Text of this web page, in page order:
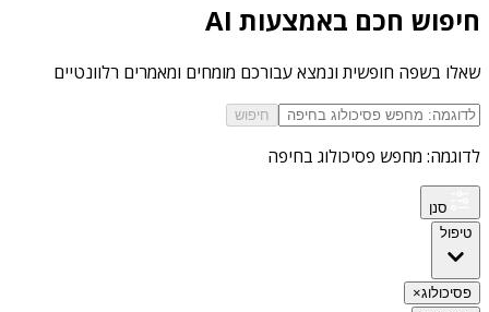
חיפוש חכם באמצעות AI
שאלו בשפה חופשית ונמצא עבורכם מומחים ומאמרים רלוונטיים
חיפוש
לדוגמה: מחפש פסיכולוג בחיפה
סנן
טיפול
פסיכולוג×